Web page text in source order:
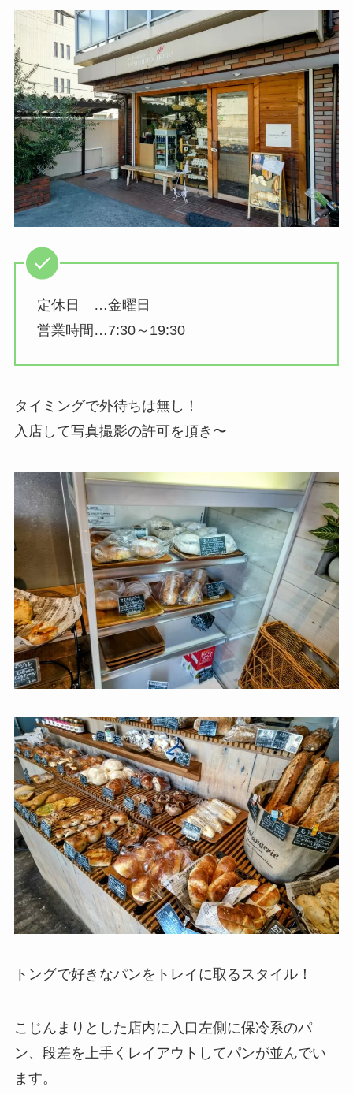
定休日 …金曜日
営業時間…7:30～19:30
タイミングで外待ちは無し！
入店して写真撮影の許可を頂き〜
トングで好きなパンをトレイに取るスタイル！
こじんまりとした店内に入口左側に保冷系のパ
ン、段差を上手くレイアウトしてパンが並んでい
ます。